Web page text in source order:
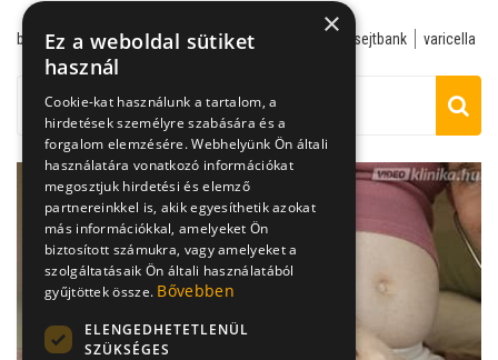
bárányhimlő himlő hólyagos bőr sejtbank varicella
×
Ez a weboldal sütiket
használ
Cookie-kat használunk a tartalom, a
hirdetések személyre szabására és a
forgalom elemzésére. Webhelyünk Ön általi
használatára vonatkozó információkat
megosztjuk hirdetési és elemző
partnereinkkel is, akik egyesíthetik azokat
más információkkal, amelyeket Ön
biztosított számukra, vagy amelyeket a
szolgáltatásaik Ön általi használatából
gyűjtöttek össze. Bővebben
ELENGEDHETETLENÜL
SZÜKSÉGES